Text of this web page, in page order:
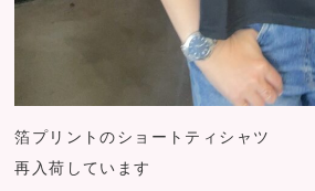
箔プリントのショートティシャツ
再入荷しています